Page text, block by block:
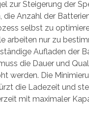
zur Steigerung der
die Anzahl der
selbst zu
arbeiten nur zu
Aufladen der
die Dauer und
werden. Die
die Ladezeit und
mit maximaler